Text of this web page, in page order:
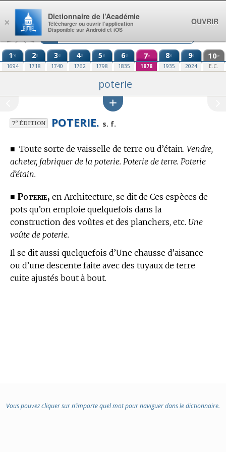
Aller au contenu
1re
1694
2e
1718
3e
1740
4e
1762
5e
1798
6e
1835
7e
1878
8e
1935
9e
2024
10e
E.C.
poterie
7eÉDITION POTERIE. s. f.
■ Toute sorte de vaisselle de terre ou d’étain. Vendre,
acheter, fabriquer de la poterie. Poterie de terre. Poterie
d’étain.
■ Poterie, en Architecture, se dit de Ces espèces de
pots qu’on emploie quelquefois dans la
construction des voûtes et des planchers, etc. Une
voûte de poterie.
Il se dit aussi quelquefois d’Une chausse d’aisance
ou d’une descente faite avec des tuyaux de terre
cuite ajustés bout à bout.
Vous pouvez cliquer sur n’importe quel mot pour naviguer dans le dictionnaire.
×
Dictionnaire de l’Académie
Télécharger ou ouvrir l’application
Disponible sur Android et iOS
OUVRIR